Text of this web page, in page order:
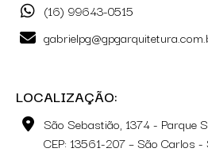
(16) 99643-0515
LOCALIZAÇÃO:
São Sebastião, 1374 - Parque
CEP: 13561-207 – São Carlos -